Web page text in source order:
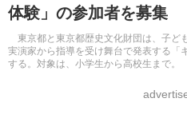
自由研究教材（小学生向け） 自由研究教
体験」の参加者を募集
東京都と東京都歴史文化財団は、子ど
実演家から指導を受け舞台で発表する「
する。対象は、小学生から高校生まで。